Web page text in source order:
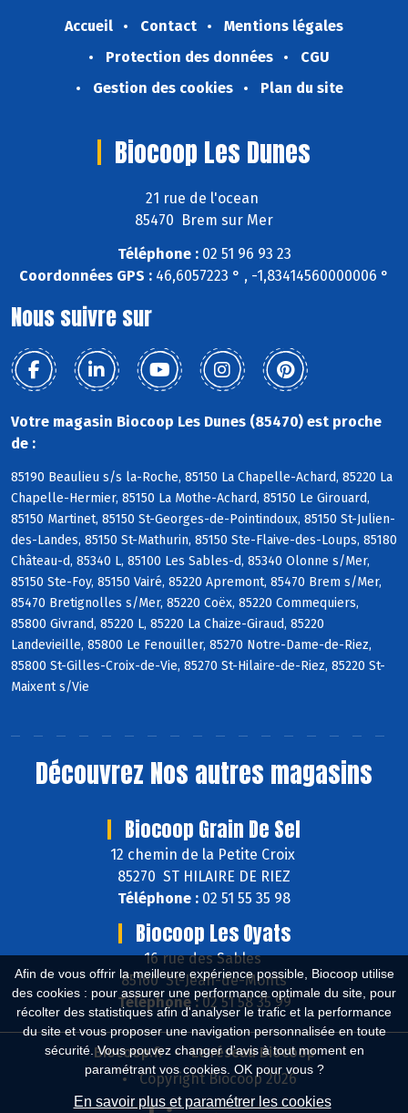
Afin de vous offrir la meilleure expérience possible, Biocoop utilise
des cookies : pour assurer une performance optimale du site, pour
récolter des statistiques afin d'analyser le trafic et la performance
du site et vous proposer une navigation personnalisée en toute
sécurité. Vous pouvez changer d'avis à tout moment en
paramétrant vos cookies. OK pour vous ?
En savoir plus et paramétrer les cookies
Accueil Contact
Mentions légales
Protection des données
CGU
Gestion des cookies
Plan du site
Biocoop Les Dunes
21 rue de l'ocean
85470 Brem sur Mer
Téléphone :02 51 96 93 23
Coordonnées GPS : 46,6057223 ° , -1,83414560000006 °
Nous suivre sur
Votre magasin Biocoop Les Dunes (85470) est proche
de :
85190 Beaulieu s/s la-Roche, 85150 La Chapelle-Achard, 85220 La
Chapelle-Hermier, 85150 La Mothe-Achard, 85150 Le Girouard,
85150 Martinet, 85150 St-Georges-de-Pointindoux, 85150 St-Julien-
des-Landes, 85150 St-Mathurin, 85150 Ste-Flaive-des-Loups, 85180
Château-d, 85340 L, 85100 Les Sables-d, 85340 Olonne s/Mer,
85150 Ste-Foy, 85150 Vairé, 85220 Apremont, 85470 Brem s/Mer,
85470 Bretignolles s/Mer, 85220 Coëx, 85220 Commequiers,
85800 Givrand, 85220 L, 85220 La Chaize-Giraud, 85220
Landevieille, 85800 Le Fenouiller, 85270 Notre-Dame-de-Riez,
85800 St-Gilles-Croix-de-Vie, 85270 St-Hilaire-de-Riez, 85220 St-
Maixent s/Vie
Découvrez Nos autres magasins
Biocoop Grain De Sel
12 chemin de la Petite Croix
85270 ST HILAIRE DE RIEZ
Téléphone : 02 51 55 35 98
Biocoop Les Oyats
16 rue des Sables
85160 St-Jean-de-Monts
Téléphone :02 51 58 35 99
Biocoop.fr
Le réseau Biocoop
Copyright Biocoop 2026